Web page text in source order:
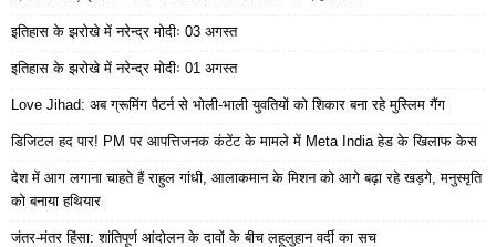
इतिहास के झरोखे में नरेन्द्र मोदीः 03 अगस्त
इतिहास के झरोखे में नरेन्द्र मोदीः 01 अगस्त
Love Jihad: अब ग्रूमिंग पैटर्न से भोली-भाली युवतियों को शिकार बना रहे मुस्लिम गैंग
डिजिटल हद पार! PM पर आपत्तिजनक कंटेंट के मामले में Meta India हेड के खिलाफ केस
देश में आग लगाना चाहते हैं राहुल गांधी, आलाकमान के मिशन को आगे बढ़ा रहे खड़गे, मनुस्मृति
को बनाया हथियार
जंतर-मंतर हिंसा: शांतिपूर्ण आंदोलन के दावों के बीच लहूलुहान वर्दी का सच